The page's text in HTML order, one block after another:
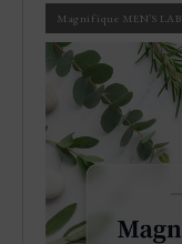
Magnifique MEN’S LAB